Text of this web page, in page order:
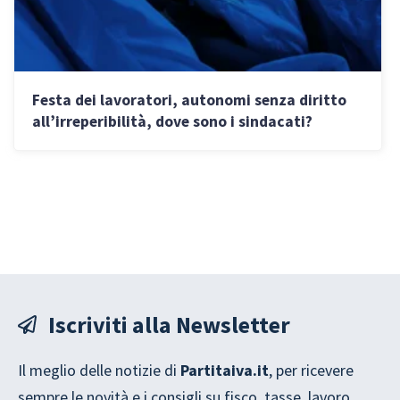
Festa dei lavoratori, autonomi senza diritto
all’irreperibilità, dove sono i sindacati?
Iscriviti alla Newsletter
Il meglio delle notizie di Partitaiva.it, per ricevere